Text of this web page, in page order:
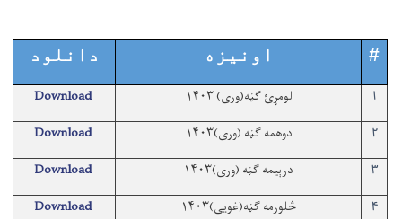
# اونیزه دانلود
۱ لومړئ ګڼه(وری) ۱۴۰۳ Download
۲ دوهمه ګڼه (وری)۱۴۰۳ Download
۳ درېيمه ګڼه (وری)۱۴۰۳ Download
۴ څلورمه ګڼه(غویی)۱۴۰۳ Download